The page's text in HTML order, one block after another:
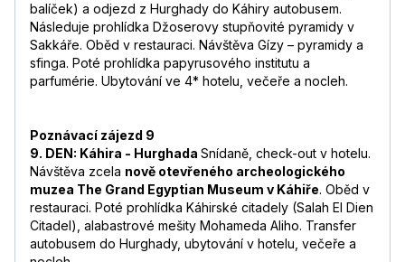
balíček) a odjezd z Hurghady do Káhiry autobusem.
Následuje prohlídka Džoserovy stupňovité pyramidy v
Sakkáře. Oběd v restauraci. Návštěva Gízy – pyramidy a
sfinga. Poté prohlídka papyrusového institutu a
parfumérie. Ubytování ve 4* hotelu, večeře a nocleh.
Poznávací zájezd 9
9. DEN: Káhira - Hurghada Snídaně, check-out v hotelu.
Návštěva zcela nově otevřeného archeologického
muzea The Grand Egyptian Museum v Káhiře. Oběd v
restauraci. Poté prohlídka Káhirské citadely (Salah El Dien
Citadel), alabastrové mešity Mohameda Aliho. Transfer
autobusem do Hurghady, ubytování v hotelu, večeře a